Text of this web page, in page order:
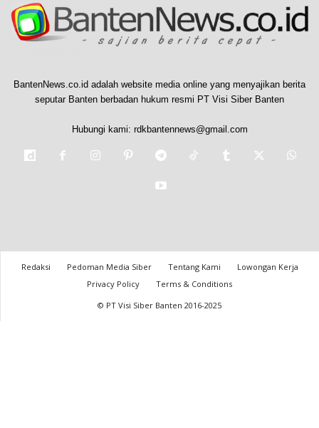
BantenNews.co.id adalah website media online yang menyajikan berita
seputar Banten berbadan hukum resmi PT Visi Siber Banten
Hubungi kami: rdkbantennews@gmail.com
Redaksi Pedoman Media Siber Tentang Kami
Lowongan Kerja
Privacy Policy
Terms & Conditions
© PT Visi Siber Banten 2016-2025